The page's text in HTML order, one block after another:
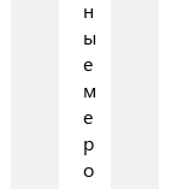
н
ы
е
м
е
р
о